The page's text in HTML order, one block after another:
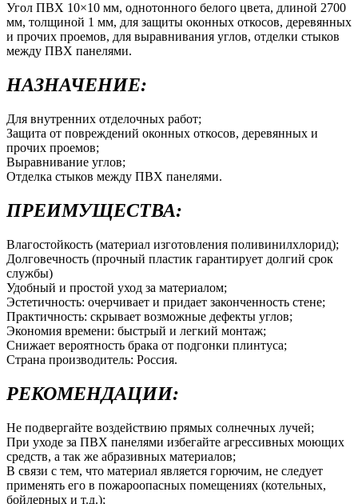
Угол ПВХ 10×10 мм, однотонного белого цвета, длиной 2700
мм, толщиной 1 мм, для защиты оконных откосов, деревянных
и прочих проемов, для выравнивания углов, отделки стыков
между ПВХ панелями.
НАЗНАЧЕНИЕ:
Для внутренних отделочных работ;
Защита от повреждений оконных откосов, деревянных и
прочих проемов;
Выравнивание углов;
Отделка стыков между ПВХ панелями.
ПРЕИМУЩЕСТВА:
Влагостойкость (материал изготовления поливинилхлорид);
Долговечность (прочный пластик гарантирует долгий срок
службы)
Удобный и простой уход за материалом;
Эстетичность: очерчивает и придает законченность стене;
Практичность: скрывает возможные дефекты углов;
Экономия времени: быстрый и легкий монтаж;
Снижает вероятность брака от подгонки плинтуса;
Страна производитель: Россия.
РЕКОМЕНДАЦИИ:
Не подвергайте воздействию прямых солнечных лучей;
При уходе за ПВХ панелями избегайте агрессивных моющих
средств, а так же абразивных материалов;
В связи с тем, что материал является горючим, не следует
применять его в пожароопасных помещениях (котельных,
бойлерных и т.д.);